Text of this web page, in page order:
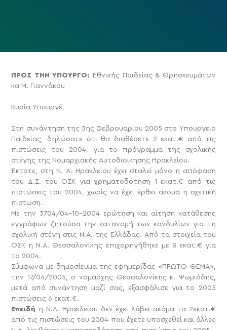
ΠΡΟΣ ΤΗΝ ΥΠΟΥΡΓΟ:
Εθνικής Παιδείας & Θρησκευμάτων
κα Μ. Γιαννάκου
Κυρία Υπουργέ,
Στη συνάντηση της 3ης Φεβρουαρίου 2005 στο Υπουργείο
Παιδείας, δηλώσατε ότι θα διαθέσετε 2 εκατ.€ από τις
πιστώσεις του 2004, για το πρόγραμμα της σχολικής
στέγης της Νομαρχιακής Αυτοδιοίκησης Ηρακλείου.
Έκτοτε, στη Ν. Α. Ηρακλείου έχει σταλεί μόνο η απόφαση
του Δ.Σ. του ΟΣΚ για χρηματοδότηση 1 εκατ.€ από τις
πιστώσεις του 2004, χωρίς να έχει έρθει ακόμα η σχετική
πίστωση.
Με την 3704/04-10-2004 ερώτηση και αίτηση κατάθεσης
εγγράφων ζητούσα την κατανομή των κονδυλίων για τη
σχολική στέγη στις Ν.Α. της Ελλάδας. Από τα στοιχεία του
ΟΣΚ η Ν.Α. Θεσσαλονίκης επιχορηγήθηκε με 8 εκατ.€ για
το 2004.
Σύμφωνα με δημοσίευμα της εφημερίδας «ΠΡΩΤΟ ΘΕΜΑ»,
την 17/04/2005, ο νομάρχης Θεσσαλονίκης κ. Ψωμιάδης,
μετά από συνάντηση μαζί σας, εξασφάλισε για το 2005
πιστώσεις 6 εκατ.€.
Επειδήη Ν.Α. Ηρακλείου δεν έχει λάβει ακόμα τα 2εκατ.€
από τις πιστώσεις του 2004 που έχετε υποσχεθεί και άλλες